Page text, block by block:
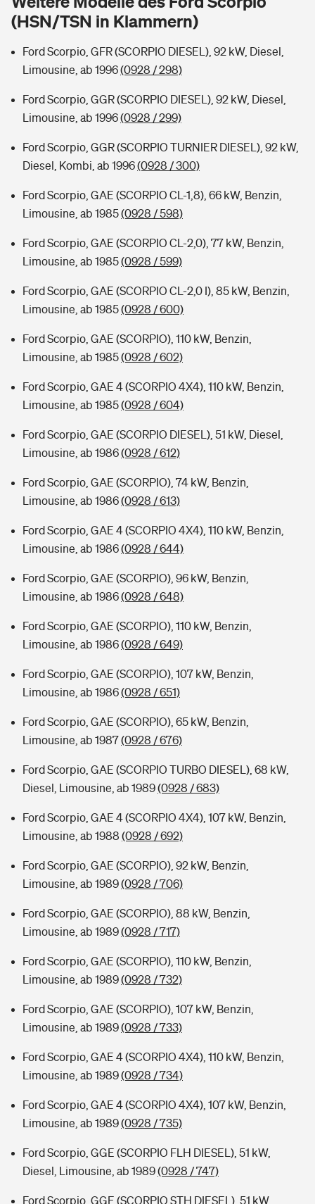
Wer versichert was: Jetzt Versicherer finden
Sie haben Fragen?
Musikinstrumentenversicherung
Zur Übersicht
Tools
Kinderunfall-Check: Mehr Sicherheit für deine Kids
Sie haben Fragen?
(HSN/TSN in Klammern)
Ford Scorpio, GFR (SCORPIO DIESEL), 92 kW, Diesel,
Limousine, ab 1996(0928 / 298)
Ford Scorpio, GGR (SCORPIO DIESEL), 92 kW, Diesel,
Limousine, ab 1996(0928 / 299)
Ford Scorpio, GGR (SCORPIO TURNIER DIESEL), 92 kW,
Diesel, Kombi, ab 1996(0928 / 300)
Ford Scorpio, GAE (SCORPIO CL-1,8), 66 kW, Benzin,
Limousine, ab 1985(0928 / 598)
Ford Scorpio, GAE (SCORPIO CL-2,0), 77 kW, Benzin,
Limousine, ab 1985(0928 / 599)
Ford Scorpio, GAE (SCORPIO CL-2,0 I), 85 kW, Benzin,
Limousine, ab 1985(0928 / 600)
Ford Scorpio, GAE (SCORPIO), 110 kW, Benzin,
Limousine, ab 1985(0928 / 602)
Ford Scorpio, GAE 4 (SCORPIO 4X4), 110 kW, Benzin,
Limousine, ab 1985(0928 / 604)
Ford Scorpio, GAE (SCORPIO DIESEL), 51 kW, Diesel,
Limousine, ab 1986(0928 / 612)
Ford Scorpio, GAE (SCORPIO), 74 kW, Benzin,
Limousine, ab 1986(0928 / 613)
Ford Scorpio, GAE 4 (SCORPIO 4X4), 110 kW, Benzin,
Limousine, ab 1986(0928 / 644)
Ford Scorpio, GAE (SCORPIO), 96 kW, Benzin,
Limousine, ab 1986(0928 / 648)
Ford Scorpio, GAE (SCORPIO), 110 kW, Benzin,
Limousine, ab 1986(0928 / 649)
Ford Scorpio, GAE (SCORPIO), 107 kW, Benzin,
Limousine, ab 1986(0928 / 651)
Ford Scorpio, GAE (SCORPIO), 65 kW, Benzin,
Limousine, ab 1987(0928 / 676)
Ford Scorpio, GAE (SCORPIO TURBO DIESEL), 68 kW,
Diesel, Limousine, ab 1989(0928 / 683)
Ford Scorpio, GAE 4 (SCORPIO 4X4), 107 kW, Benzin,
Limousine, ab 1988 (0928 / 692)
Ford Scorpio, GAE (SCORPIO), 92 kW, Benzin,
Limousine, ab 1989(0928 / 706)
Ford Scorpio, GAE (SCORPIO), 88 kW, Benzin,
Limousine, ab 1989(0928 / 717)
Ford Scorpio, GAE (SCORPIO), 110 kW, Benzin,
Limousine, ab 1989(0928 / 732)
Ford Scorpio, GAE (SCORPIO), 107 kW, Benzin,
Limousine, ab 1989(0928 / 733)
Ford Scorpio, GAE 4 (SCORPIO 4X4), 110 kW, Benzin,
Limousine, ab 1989(0928 / 734)
Ford Scorpio, GAE 4 (SCORPIO 4X4), 107 kW, Benzin,
Limousine, ab 1989(0928 / 735)
Ford Scorpio, GGE (SCORPIO FLH DIESEL), 51 kW,
Diesel, Limousine, ab 1989(0928 / 747)
Ford Scorpio, GGE (SCORPIO STH DIESEL), 51 kW,